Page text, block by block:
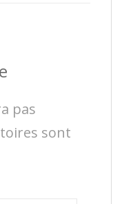
pas
sont